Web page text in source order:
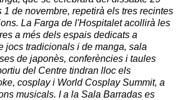
1 de novembre, repetirà els tres recintes
La Farga de l'Hospitalet acollirà les
a més dels espais dedicats a
jocs tradicionals i de manga, sala
de japonès, conferències i taules
del Centre tindran lloc els
cosplay i World Cosplay Summit, a
musicals. I a la Sala Barradas es